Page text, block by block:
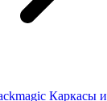
Каркасы